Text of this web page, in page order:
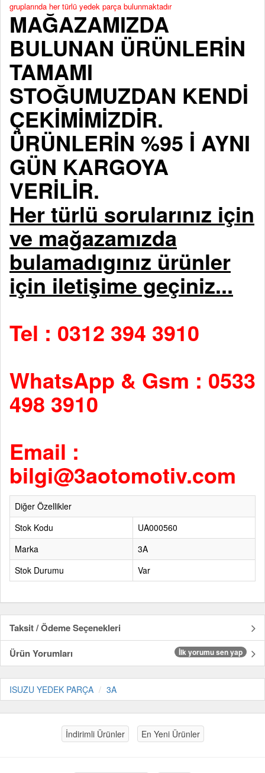
gruplarında her türlü yedek parça bulunmaktadır
MAĞAZAMIZDA
BULUNAN ÜRÜNLERİN
TAMAMI
STOĞUMUZDAN KENDİ
ÇEKİMİMİZDİR.
ÜRÜNLERİN %95 İ AYNI
GÜN KARGOYA
VERİLİR.
Her türlü sorularınız için
ve mağazamızda
bulamadıgınız ürünler
için iletişime geçiniz...
Tel : 0312 394 3910
WhatsApp & Gsm : 0533
498 3910
Email :
bilgi@3aotomotiv.com
Diğer Özellikler
Stok Kodu
UA000560
Marka
3A
Stok Durumu
Var
Taksit / Ödeme Seçenekleri
Ürün Yorumları
İlk yorumu sen yap
ISUZU YEDEK PARÇA 3A
İndirimli Ürünler En Yeni Ürünler